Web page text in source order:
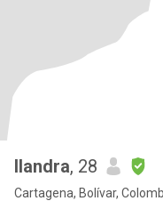
Ilandra, 28
Cartagena, Bolívar,